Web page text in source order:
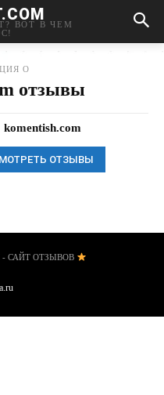
ВОТ В ЧЕМ
О
отзывы
komentish.com
ОТЗЫВЫ
- САЙТ ОТЗЫВОВ